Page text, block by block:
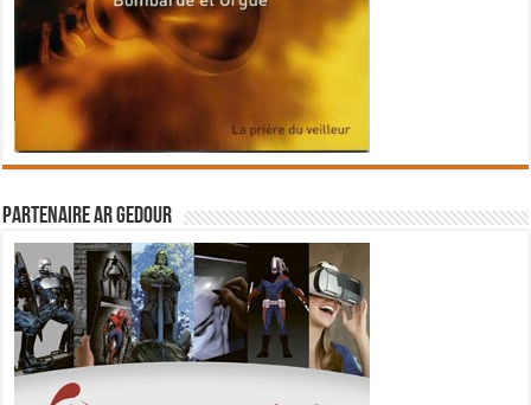
Partenaire Ar Gedour